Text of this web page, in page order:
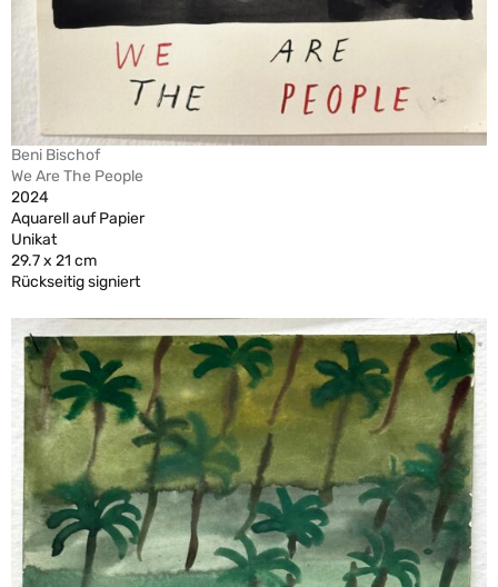
Beni Bischof
We Are The People
2024
Aquarell auf Papier
Unikat
29.7 x 21 cm
Rückseitig signiert